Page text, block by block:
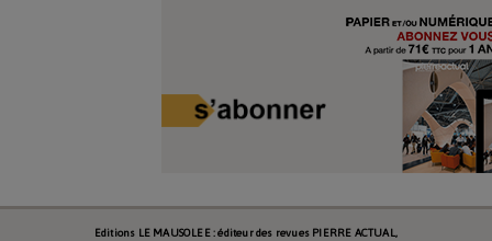
Editions LE MAUSOLEE : éditeur des revues PIERRE ACTUAL,